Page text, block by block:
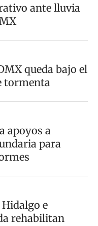
ante lluvia
queda bajo el
tormenta
apoyos a
para
e
rehabilitan